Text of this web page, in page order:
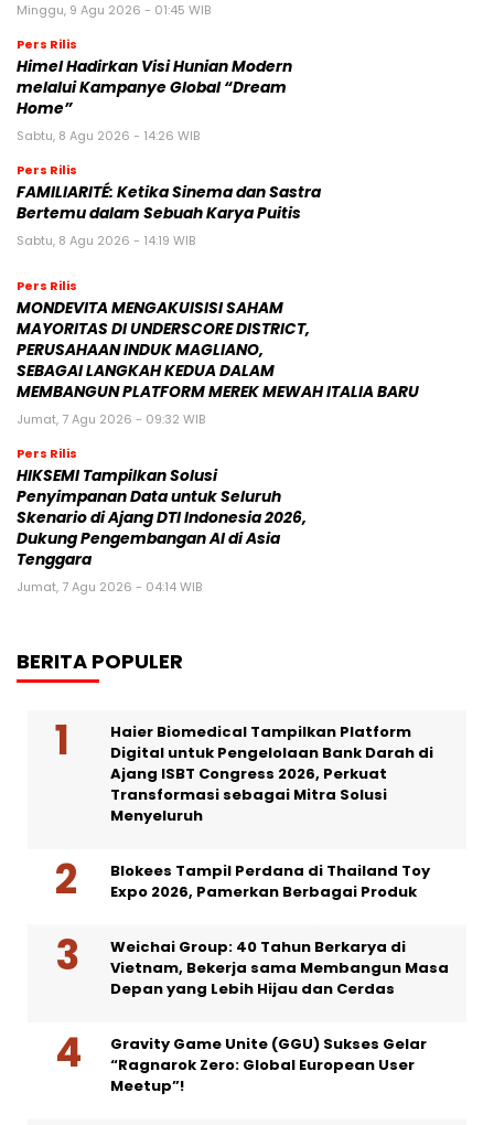
Minggu, 9 Agu 2026 - 01:45 WIB
Pers Rilis
Himel Hadirkan Visi Hunian Modern
melalui Kampanye Global “Dream
Home”
Sabtu, 8 Agu 2026 - 14:26 WIB
Pers Rilis
FAMILIARITÉ: Ketika Sinema dan Sastra
Bertemu dalam Sebuah Karya Puitis
Sabtu, 8 Agu 2026 - 14:19 WIB
Pers Rilis
MONDEVITA MENGAKUISISI SAHAM
MAYORITAS DI UNDERSCORE DISTRICT,
PERUSAHAAN INDUK MAGLIANO,
SEBAGAI LANGKAH KEDUA DALAM
MEMBANGUN PLATFORM MEREK MEWAH ITALIA BARU
Jumat, 7 Agu 2026 - 09:32 WIB
Pers Rilis
HIKSEMI Tampilkan Solusi
Penyimpanan Data untuk Seluruh
Skenario di Ajang DTI Indonesia 2026,
Dukung Pengembangan AI di Asia
Tenggara
Jumat, 7 Agu 2026 - 04:14 WIB
BERITA POPULER
Haier Biomedical Tampilkan Platform
Digital untuk Pengelolaan Bank Darah di
Ajang ISBT Congress 2026, Perkuat
Transformasi sebagai Mitra Solusi
Menyeluruh
Blokees Tampil Perdana di Thailand Toy
Expo 2026, Pamerkan Berbagai Produk
Weichai Group: 40 Tahun Berkarya di
Vietnam, Bekerja sama Membangun Masa
Depan yang Lebih Hijau dan Cerdas
Gravity Game Unite (GGU) Sukses Gelar
“Ragnarok Zero: Global European User
Meetup”!